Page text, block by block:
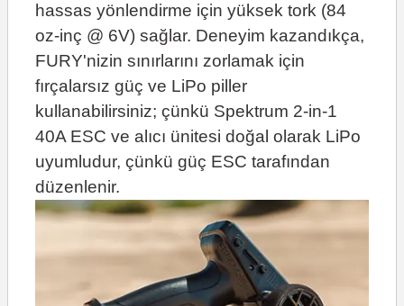
hassas yönlendirme için yüksek tork (84
oz-inç @ 6V) sağlar. Deneyim kazandıkça,
FURY'nizin sınırlarını zorlamak için
fırçalarsız güç ve LiPo piller
kullanabilirsiniz; çünkü Spektrum 2-in-1
40A ESC ve alıcı ünitesi doğal olarak LiPo
uyumludur, çünkü güç ESC tarafından
düzenlenir.